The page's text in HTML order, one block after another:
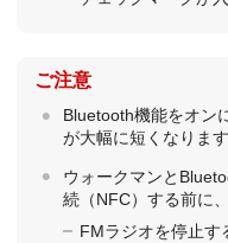
ご注意
Bluetooth機能をオン
が大幅に短くなります
ウォークマンと
続（NFC）する前に
FMラジオを停止す